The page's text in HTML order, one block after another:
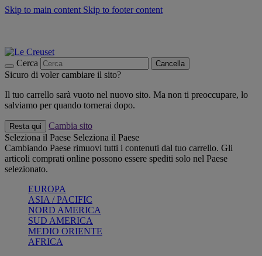
Skip to main content Skip to footer content
Cerca Cancella
Sicuro di voler cambiare il sito?
Il tuo carrello sarà vuoto nel nuovo sito. Ma non ti preoccupare, lo
salviamo per quando tornerai dopo.
Resta qui
Cambia sito
Seleziona il Paese Seleziona il Paese
Cambiando Paese rimuovi tutti i contenuti dal tuo carrello. Gli
articoli comprati online possono essere spediti solo nel Paese
selezionato.
EUROPA
ASIA / PACIFIC
NORD AMERICA
SUD AMERICA
MEDIO ORIENTE
AFRICA